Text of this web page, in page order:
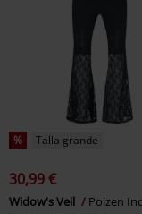
% Talla grande
30,99 €
Widow's Veil
Poizen